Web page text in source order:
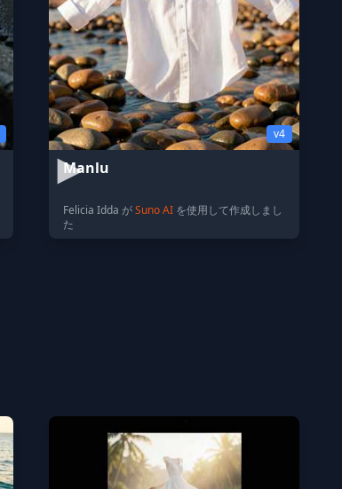
v4
Manlu
Felicia Idda がSuno AI を使用して作成しまし
た